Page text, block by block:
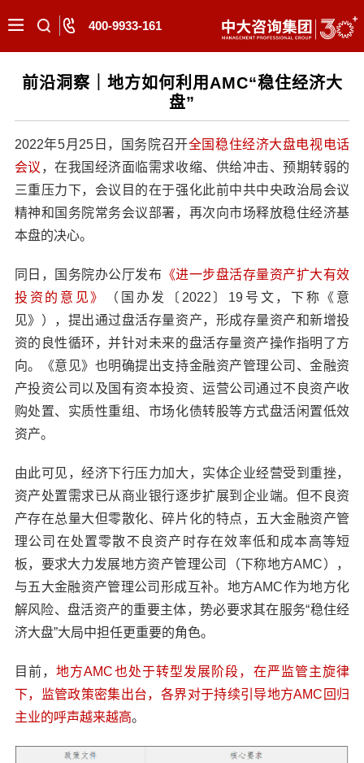
400-9933-161
前沿洞察｜地方如何利用AMC“稳住经济大
盘”
2022年5月25日，国务院召开全国稳住经济大盘电视电话
会议 ，在我国经济面临需求收缩、供给冲击、预期转弱的
三重压力下，会议目的在于强化此前中共中央政治局会议
精神和国务院常务会议部署，再次向市场释放稳住经济基
本盘的决心。
同日，国务院办公厅发布 《进一步盘活存量资产扩大有效
投资的意见》
（国办发〔2022〕19号文，下称《意
见》），提出通过盘活存量资产，形成存量资产和新增投
资的良性循环，并针对未来的盘活存量资产操作指明了方
向。《意见》也明确提出支持金融资产管理公司、金融资
产投资公司以及国有资本投资、运营公司通过不良资产收
购处置、实质性重组、市场化债转股等方式盘活闲置低效
资产。
由此可见，经济下行压力加大，实体企业经营受到重挫，
资产处置需求已从商业银行逐步扩展到企业端。但不良资
产存在总量大但零散化、碎片化的特点，五大金融资产管
理公司在处置零散不良资产时存在效率低和成本高等短
板，要求大力发展地方资产管理公司（下称地方AMC），
与五大金融资产管理公司形成互补。地方AMC作为地方化
解风险、盘活资产的重要主体，势必要求其在服务“稳住经
济大盘”大局中担任更重要的角色。
目前，地方AMC也处于转型发展阶段，在严监管主旋律
下，监管政策密集出台，各界对于持续引导地方AMC回归
主业的呼声越来越高。